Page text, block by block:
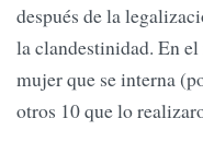
después de la
la clandestinidad. En el
mujer que se interna
otros 10 que lo